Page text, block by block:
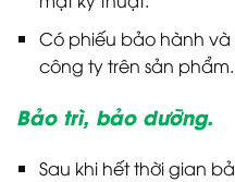
Có phiếu bảo hành
công ty trên sản phẩm.
Bảo trì, bảo dưỡng.
Sau khi hết thời gian